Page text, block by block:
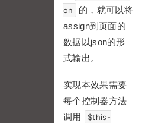
on
的，就可以将
assign到页面的
数据以json的形
式输出。
实现本效果需要
每个控制器方法
调用
$this-